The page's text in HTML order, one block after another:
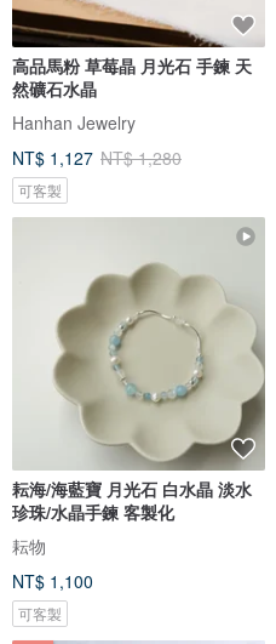
高品馬粉 草莓晶 月光石 手鍊 天
然礦石水晶
Hanhan Jewelry
NT$ 1,127 NT$ 1,280
可客製
耘海/海藍寶 月光石 白水晶 淡水
珍珠/水晶手鍊 客製化
耘物
NT$ 1,100
可客製